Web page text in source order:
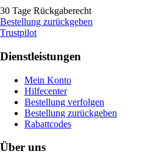
30 Tage Rückgaberecht
Bestellung zurückgeben
Trustpilot
Dienstleistungen
Mein Konto
Hilfecenter
Bestellung verfolgen
Bestellung zurückgeben
Rabattcodes
Über uns